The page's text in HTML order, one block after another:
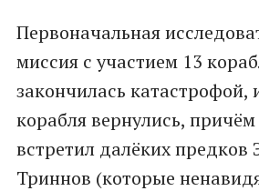
Первоначальная
миссия с участием 13
закончилась катастрофой,
корабля вернулись,
встретил далёких предков
Триннов (которые